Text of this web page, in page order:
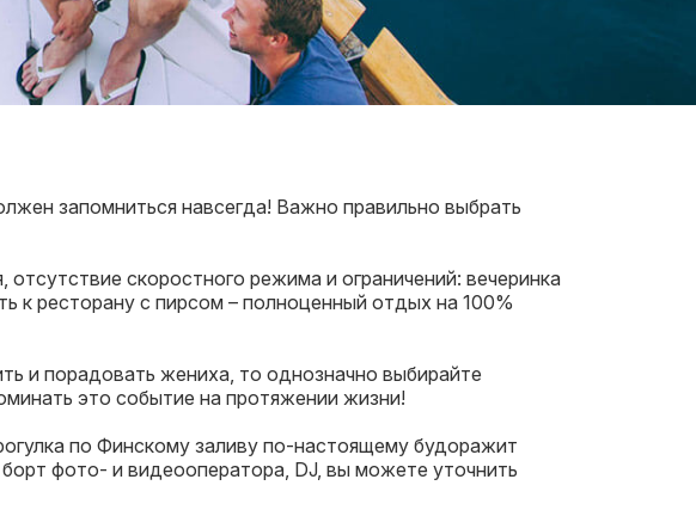
запомниться навсегда! Важно правильно выбрать
скоростного режима и ограничений: вечеринка
к ресторану с пирсом – полноценный отдых на 100%
и порадовать жениха, то однозначно выбирайте
это событие на протяжении жизни!
по Финскому заливу по-настоящему будоражит
фото- и видеооператора, DJ, вы можете уточнить